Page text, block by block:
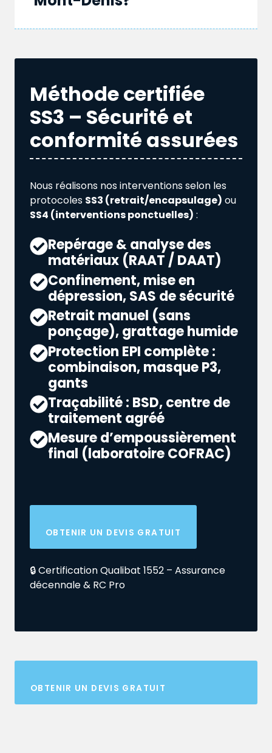
Méthode certifiée
SS3 – Sécurité et
conformité assurées
Nous réalisons nos interventions selon les
protocoles SS3 (retrait/encapsulage) ou
SS4 (interventions ponctuelles) :
Repérage & analyse des
matériaux (RAAT / DAAT)
Confinement, mise en
dépression, SAS de sécurité
Retrait manuel (sans
ponçage), grattage humide
Protection EPI complète :
combinaison, masque P3,
gants
Traçabilité : BSD, centre de
traitement agréé
Mesure d’empoussièrement
final (laboratoire COFRAC)
OBTENIR UN DEVIS GRATUIT
🔒 Certification Qualibat 1552 – Assurance
décennale & RC Pro
OBTENIR UN DEVIS GRATUIT